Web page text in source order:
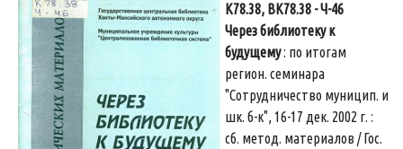
К78.38, ВК78.38 - Ч-46
Через библиотеку к
будущему: по итогам
регион. семинара
"Сотрудничество муницип. и
шк. б-к", 16-17 дек. 2002 г. :
сб. метод. материалов / Гос.